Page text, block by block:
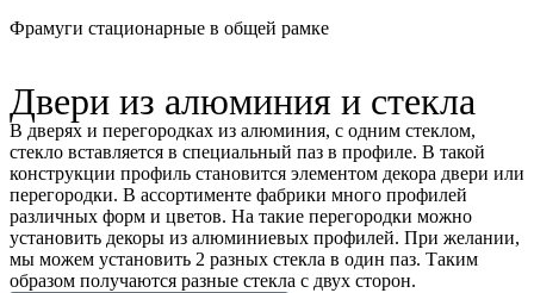
Фрамуги стационарные в общей рамке
Двери из алюминия и стекла
В дверях и перегородках из алюминия, с одним стеклом,
стекло вставляется в специальный паз в профиле. В такой
конструкции профиль становится элементом декора двери или
перегородки. В ассортименте фабрики много профилей
различных форм и цветов. На такие перегородки можно
установить декоры из алюминиевых профилей. При желании,
мы можем установить 2 разных стекла в один паз. Таким
образом получаются разные стекла с двух сторон.